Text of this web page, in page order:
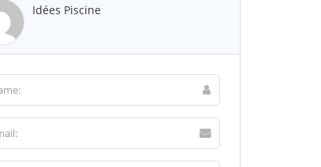
Idées Piscine